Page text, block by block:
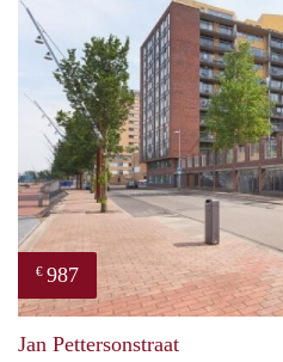
€ 987
Jan Pettersonstraat